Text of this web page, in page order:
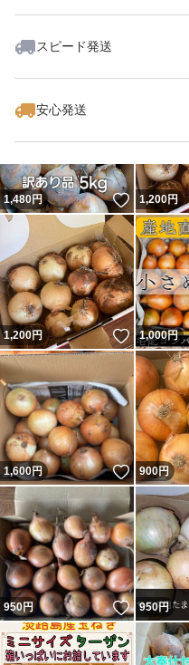
スピード発送
安心発送
1,480円 いいね！
1,200円
1,200円 いいね！
1,000円
1,600円 いいね！
900円
950円 いいね！
950円